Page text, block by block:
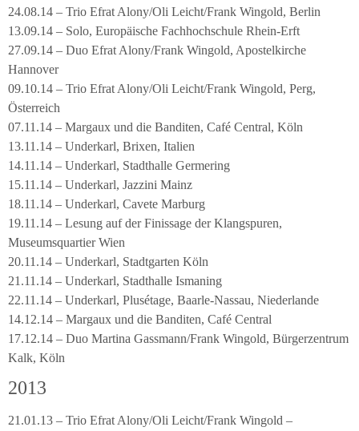
24.08.14 – Trio Efrat Alony/Oli Leicht/Frank Wingold, Berlin
13.09.14 – Solo, Europäische Fachhochschule Rhein-Erft
27.09.14 – Duo Efrat Alony/Frank Wingold, Apostelkirche
Hannover
09.10.14 – Trio Efrat Alony/Oli Leicht/Frank Wingold, Perg,
Österreich
07.11.14 – Margaux und die Banditen, Café Central, Köln
13.11.14 – Underkarl, Brixen, Italien
14.11.14 – Underkarl, Stadthalle Germering
15.11.14 – Underkarl, Jazzini Mainz
18.11.14 – Underkarl, Cavete Marburg
19.11.14 – Lesung auf der Finissage der Klangspuren,
Museumsquartier Wien
20.11.14 – Underkarl, Stadtgarten Köln
21.11.14 – Underkarl, Stadthalle Ismaning
22.11.14 – Underkarl, Plusétage, Baarle-Nassau, Niederlande
14.12.14 – Margaux und die Banditen, Café Central
17.12.14 – Duo Martina Gassmann/Frank Wingold, Bürgerzentrum
Kalk, Köln
2013
21.01.13 – Trio Efrat Alony/Oli Leicht/Frank Wingold –